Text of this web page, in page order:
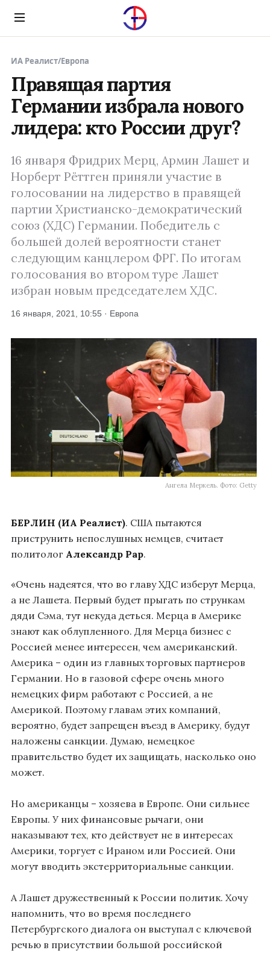
Menu
ИА Реалист/Европа
Правящая партия
Германии избрала нового
лидера: кто России друг?
16 января Фридрих Мерц, Армин Лашет и
Норберт Рёттген приняли участие в
голосовании на лидерство в правящей
партии Христианско-демократический
союз (ХДС) Германии. Победитель с
большей долей вероятности станет
следующим канцлером ФРГ. По итогам
голосования во втором туре Лашет
избран новым председателем ХДС.
16 января, 2021, 10:55 · Европа
Ангела Меркель. Фото: Getty
БЕРЛИН (ИА Реалист). США пытаются
приструнить непослушных немцев, считает
политолог Александр Рар.
«Очень надеятся, что во главу ХДС изберут Мерца,
а не Лашета. Первый будет прыгать по стрункам
дяди Сэма, тут некуда деться. Мерца в Америке
знают как облупленного. Для Мерца бизнес с
Россией менее интересен, чем американский.
Америка – один из главных торговых партнеров
Германии. Но в газовой сфере очень много
немецких фирм работают с Россией, а не
Америкой. Поэтому главам этих компаний,
вероятно, будет запрещен въезд в Америку, будут
наложены санкции. Думаю, немецкое
правительство будет их защищать, насколько оно
может.
Но американцы – хозяева в Европе. Они сильнее
Европы. У них финансовые рычаги, они
наказывают тех, кто действует не в интересах
Америки, торгует с Ираном или Россией. Они
могут вводить экстерриториальные санкции.
А Лашет дружественный к России политик. Хочу
напомнить, что во время последнего
Петербургского диалога он выступал с ключевой
речью в присутствии большой российской